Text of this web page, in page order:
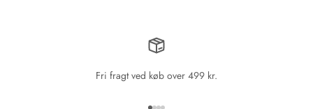
Fri fragt ved køb over 499 kr.